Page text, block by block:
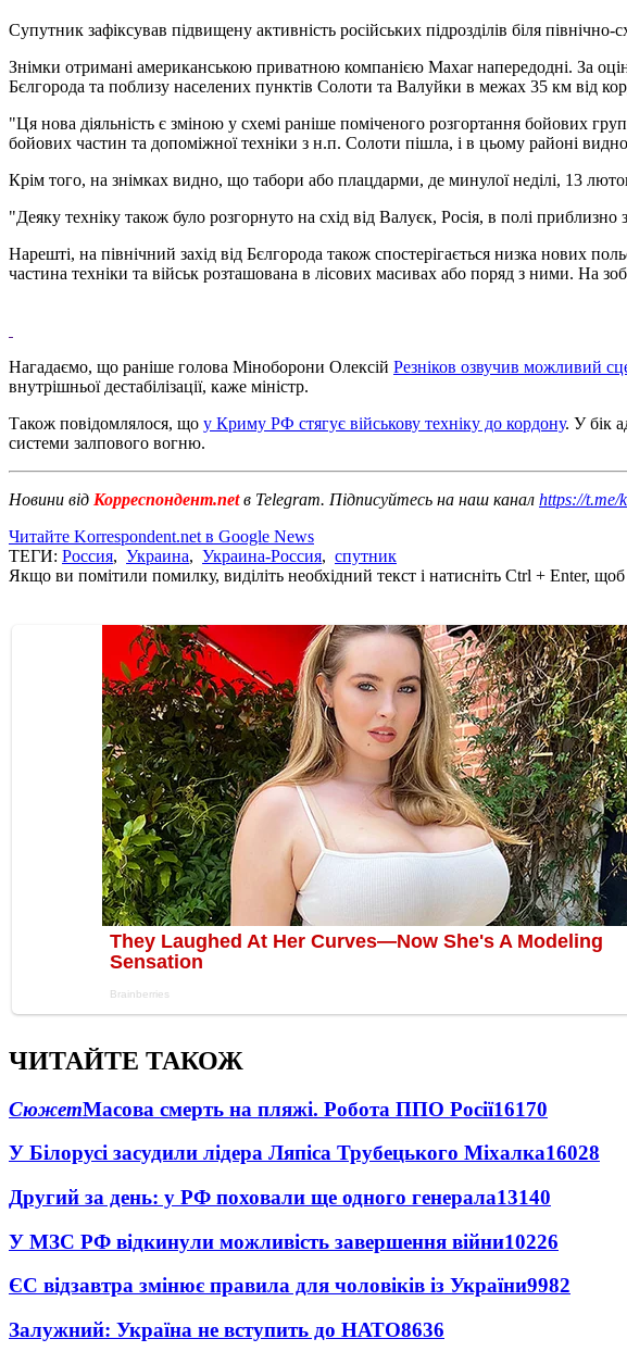
Супутник зафіксував підвищену активність російських підрозділів біля
Знімки отримані американською приватною компанією Maxar напередодні. За
Бєлгорода та поблизу населених пунктів Солоти та Валуйки в межах 35 км від
"Ця нова діяльність є зміною у схемі раніше поміченого розгортання бойових
бойових частин та допоміжної техніки з н.п. Солоти пішла, і в цьому районі
Крім того, на знімках видно, що табори або плацдарми, де минулої неділі, 13
"Деяку техніку також було розгорнуто на схід від Валуєк, Росія, в полі
Нарешті, на північний захід від Бєлгорода також спостерігається низка нових
частина техніки та військ розташована в лісових масивах або поряд з ними. На
Нагадаємо, що раніше голова Міноборони Олексій Резніков озвучив можливий
внутрішньої дестабілізації, каже міністр.
Також повідомлялося, що у Криму РФ стягує військову техніку до кордону. У бік
системи залпового вогню.
Новини від Корреспондент.netв Telegram. Підписуйтесь на наш канал https://t.me/
Читайте Korrespondent.net в Google News
ТЕГИ: Россия, Украина, Украина-Россия, спутник
Якщо ви помітили помилку, виділіть необхідний текст і натисніть Ctrl + Enter,
ЧИТАЙТЕ ТАКОЖ
СюжетМасова смерть на пляжі. Робота ППО Росії16170
У Білорусі засудили лідера Ляпіса Трубецького Міхалка16028
Другий за день: у РФ поховали ще одного генерала13140
У МЗС РФ відкинули можливість завершення війни10226
ЄС відзавтра змінює правила для чоловіків із України9982
Залужний: Україна не вступить до НАТО8636